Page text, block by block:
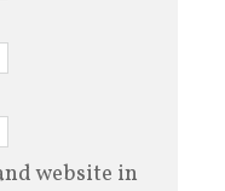
website in